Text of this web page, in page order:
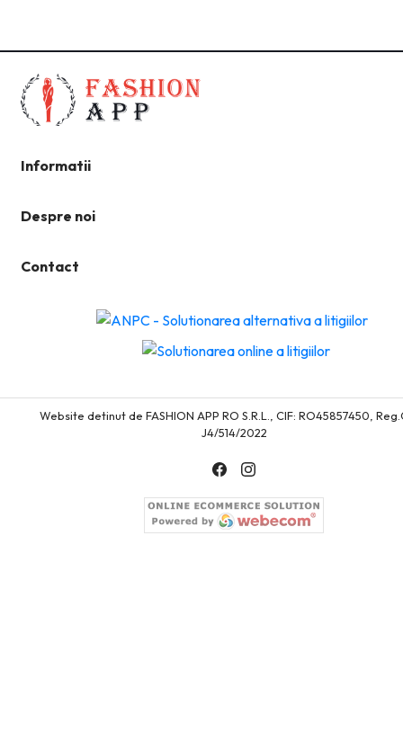
Informatii
Despre noi
Contact
Website detinut de FASHION APP RO S.R.L., CIF: RO45857450,
J4/514/2022